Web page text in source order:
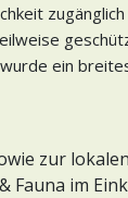
ein
zur
Fauna im